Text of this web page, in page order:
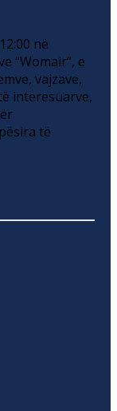
në
“Womair”, e
vajzave,
interesuarve,
të